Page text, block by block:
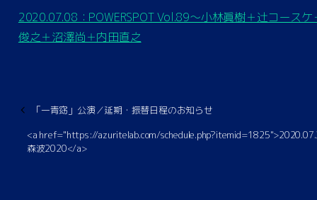
2020.07.08：POWERSPOT Vol.89〜小林眞樹＋辻コースケ
俊之＋沼澤尚＋内田直之
「一青窈」公演／延期・振替日程のお知らせ
<a href="https://azuritelab.com/
森波2020</a>